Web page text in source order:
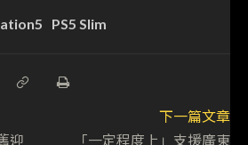
PS5 Slim
迎
下一篇文章
「一定程度上」支援廣東